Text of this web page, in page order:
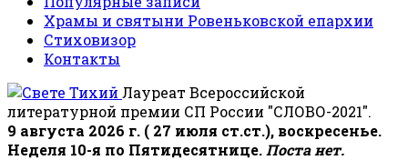
Храмы и святыни Ровеньковской епархии
Стиховизор
Контакты
Лауреат Всероссийской
литературной премии СП России "СЛОВО-2021".
9 августа 2026 г. ( 27 июля ст.ст.), воскресенье.
Неделя 10-я по Пятидесятнице. Поста нет.